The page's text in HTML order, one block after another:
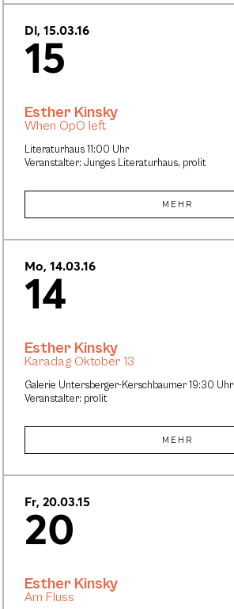
Di, 15.03.16
15
Literaturhaus 11:00 Uhr
Veranstalter: Junges Literaturhaus, prolit
Esther Kinsky
When OpO left
MEHR
Mo, 14.03.16
14
Galerie Untersberger-Kerschbaumer 19:30 Uhr
Veranstalter: prolit
Esther Kinsky
Karadag Oktober 13
MEHR
Fr, 20.03.15
20
Esther Kinsky
Am Fluss